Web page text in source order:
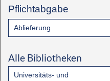
Pflichtabgabe
Ablieferung
Alle Bibliotheken
Universitäts- und